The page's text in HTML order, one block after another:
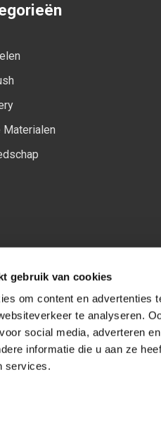
gebruik van cookies
om content en advertenties
te analyseren.
social media, adverteren
informatie die u aan ze
services.
Materialen